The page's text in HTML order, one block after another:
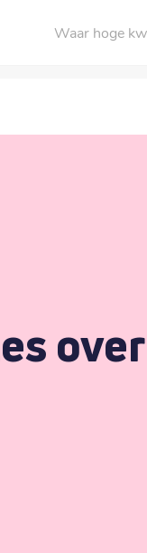
Waar hoge